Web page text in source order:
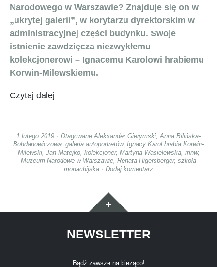
Narodowego w Warszawie? Znajduje się on w
„ukrytej galerii”, w korytarzu dyrektorskim w
administracyjnej części budynku. Swoje
istnienie zawdzięcza niezwykłemu
kolekcjonerowi – Ignacemu Karolowi hrabiemu
Korwin-Milewskiemu.
Czytaj dalej
1 lutego 2019 Otagowane Aleksander Gierymski Anna Bilińska-
Bohdanowiczowa galeria autoportretów, Ignacy Karol hrabia Korwin-
Milewski, Jan Matejko, kolekcjoner, Martyna Wasielewska, mnw,
Muzeum Narodowe w Warszawie Renata Higersberger, szkoła
monachijska
Dodaj komentarz
Widgety
NEWSLETTER
Bądź zawsze na bieżąco!